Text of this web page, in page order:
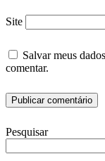
Site
Salvar meus
comentar.
Pesquisar